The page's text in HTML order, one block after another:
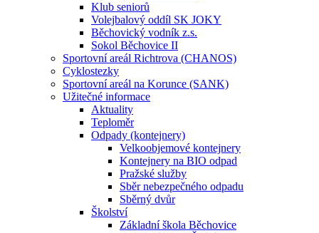
Klub seniorů
Volejbalový oddíl SK JOKY
Běchovický vodník z.s.
Sokol Běchovice II
Sportovní areál Richtrova (CHANOS)
Cyklostezky
Sportovní areál na Korunce (SANK)
Užitečné informace
Aktuality
Teploměr
Odpady (kontejnery)
Velkoobjemové kontejnery
Kontejnery na BIO odpad
Pražské služby
Sběr nebezpečného odpadu
Sběrný dvůr
Školství
Základní škola Běchovice